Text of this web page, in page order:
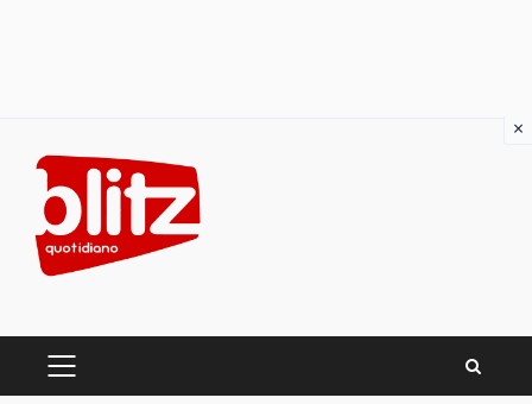
content
PRIMARY
×